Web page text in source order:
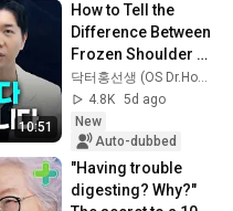
10:51
How to Tell the
Difference Between
Frozen Shoulder
and Rotator Cuff
Tears Using
Ultrasound
4.8K 5d ago
New
Auto-dubbed
"Having trouble
digesting? Why?"